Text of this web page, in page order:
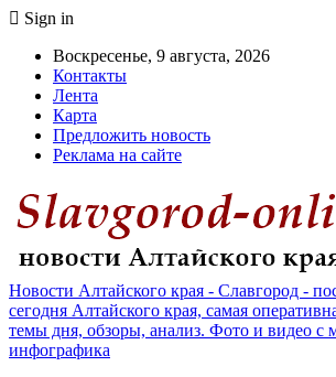
Sign in
Воскресенье, 9 августа, 2026
Контакты
Лента
Карта
Предложить новость
Реклама на сайте
Новости Алтайского края - Славгород -
сегодня Алтайского края, самая
темы дня, обзоры, анализ. Фото и видео с
инфографика